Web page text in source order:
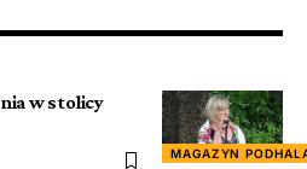
MAGAZYN
w stolicy